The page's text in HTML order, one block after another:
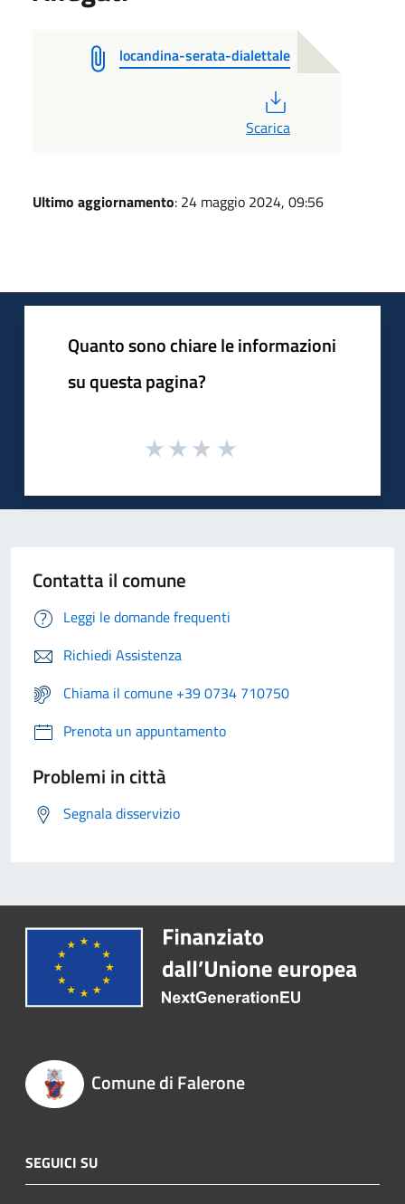
locandina-serata-dialettale
Scarica
Ultimo aggiornamento: 24 maggio 2024, 09:56
Quanto sono chiare le informazioni
su questa pagina?
Contatta il comune
Leggi le domande frequenti
Richiedi Assistenza
Chiama il comune +39 0734 710750
Prenota un appuntamento
Problemi in città
Segnala disservizio
Comune di Falerone
SEGUICI SU